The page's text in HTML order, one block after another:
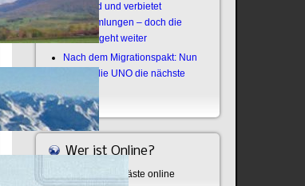
Notstand und verbietet
Versammlungen – doch die
Revolte geht weiter
Nach dem Migrationspakt: Nun
zündet die UNO die nächste
Wer ist Online?
Aktuell sind 502 Gäste online